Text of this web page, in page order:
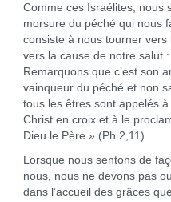
Comme ces Israélites, nous
morsure du péché qui nous
consiste à nous tourner
vers la cause de notre salut
Remarquons que c’est son
vainqueur du péché et non
tous les êtres sont appelés
Christ en croix et à le
Dieu le Père » (Ph 2,11).
Lorsque nous sentons de
nous, nous ne devons pas
dans l’accueil des grâces